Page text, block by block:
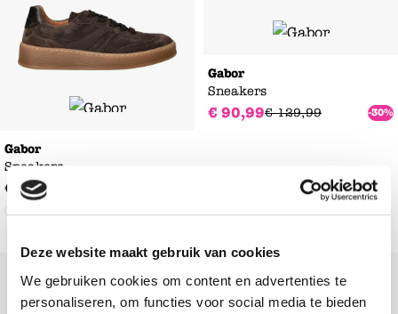
Deze website maakt gebruik van cookies
We gebruiken cookies om content en advertenties te
personaliseren, om functies voor social media te bieden
Gabor
Sneakers
€ 129
Gabor
Sneakers
€ 90,99€ 129,99 -30%
Add to Wishlist Add to